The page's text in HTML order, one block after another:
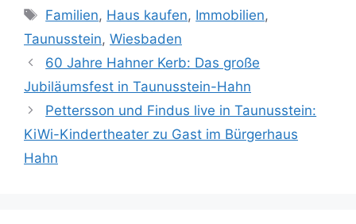
Schlagwörter
Familien, Haus kaufen, Immobilien,
Taunusstein, Wiesbaden
60 Jahre Hahner Kerb: Das große
Jubiläumsfest in Taunusstein-Hahn
Pettersson und Findus live in Taunusstein:
KiWi-Kindertheater zu Gast im Bürgerhaus
Hahn